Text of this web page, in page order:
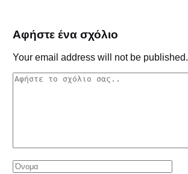
Αφήστε ένα σχόλιο
Your email address will not be published.